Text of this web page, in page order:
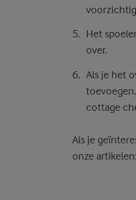
Het
over.
Als je het
cottage
Als je
onze artikelen: